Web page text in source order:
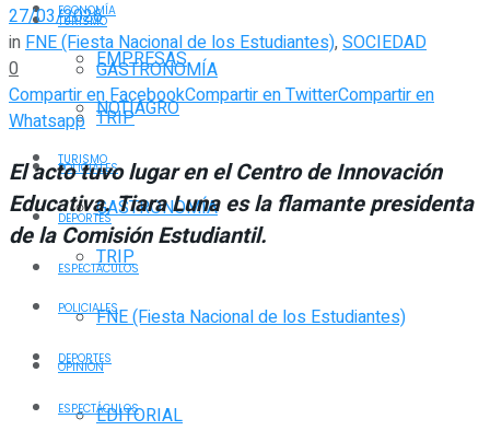
TURISMO
GASTRONOMÍA
TRIP
POLICIALES
DEPORTES
ESPECTÁCULOS
FNE (Fiesta Nacional de los Estudiantes)
OPINIÓN
EDITORIAL
ECONOMÍA
EMPRESAS
NOTIAGRO
TURISMO
GASTRONOMÍA
TRIP
POLICIALES
DEPORTES
ESPECTÁCULOS
27/03/2026
inFNE (Fiesta Nacional de los Estudiantes),SOCIEDAD
0
Compartir en FacebookCompartir en TwitterCompartir en
Whatsapp
El acto tuvo lugar en el Centro de Innovación
Educativa. Tiara Luna es la flamante presidenta
de la Comisión Estudiantil.